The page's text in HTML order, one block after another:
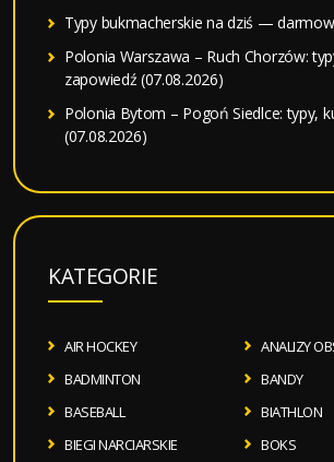
Typy bukmacherskie na dziś —
Polonia Warszawa – Ruch Chorzów:
zapowiedź (07.08.2026)
Polonia Bytom – Pogoń Siedlce: typy,
(07.08.2026)
KATEGORIE
AIR HOCKEY
ANALIZY
BADMINTON
BANDY
BASEBALL
BIATHLON
BIEGI NARCIARSKIE
BOKS